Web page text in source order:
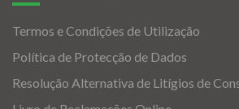
Termos e Condições de Utilização
Política de Protecção de Dados
Resolução Alternativa de Litígios de